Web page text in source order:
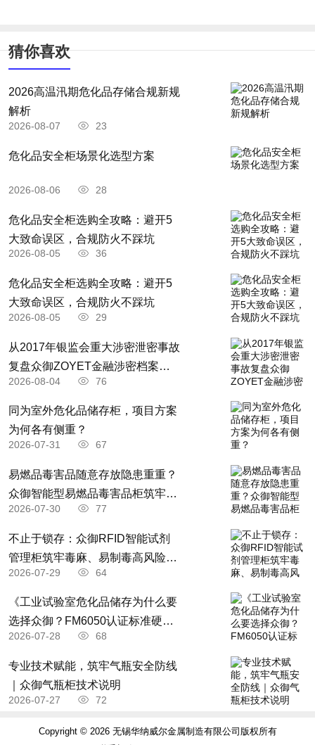
猜你喜欢
2026高温汛期危化品存储合规新规
解析
2026-08-07 23
危化品安全柜场景化选型方案
2026-08-06 28
危化品安全柜选购全攻略：避开5
大致命误区，合规防火不踩坑
2026-08-05 36
​危化品安全柜选购全攻略：避开5
大致命误区，合规防火不踩坑
2026-08-05 29
从2017年银监会重大涉密泄密事故
复盘众御ZOYET金融涉密档案耗
材全闭环安防存储升级解决方案
2026-08-04 76
​同为室外危化品储存柜，项目方案
为何各有侧重？
2026-07-31 67
易燃品毒害品随意存放隐患重重？
众御智能型易燃品毒害品柜筑牢全
场景安全防线
2026-07-30 77
不止于锁存：众御RFID智能试剂
管理柜筑牢毒麻、易制毒高风险药
品全流程管控防线
2026-07-29 64
《工业试验室危化品储存为什么要
选择众御？FM6050认证标准硬核
优势全解析》
2026-07-28 68
专业技术赋能，筑牢气瓶安全防线
｜众御气瓶柜技术说明
2026-07-27 72
Copyright © 2026 无锡华纳威尔金属制造有限公司版权所有